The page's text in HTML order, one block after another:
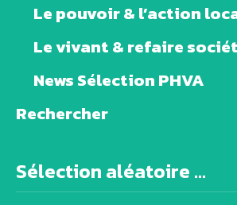
Le pouvoir & l’action
Le vivant & refaire
News Sélection PHVA
Rechercher
Sélection aléatoire ...